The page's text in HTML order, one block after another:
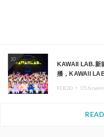
10
KAWAII LAB.新
播，KAWAII
FOOD ・